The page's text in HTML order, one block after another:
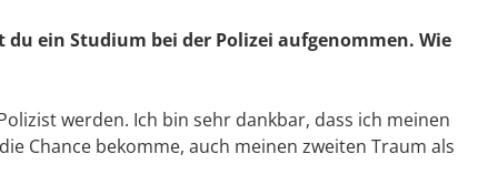
ein Studium bei der Polizei aufgenommen. Wie
werden. Ich bin sehr dankbar, dass ich meinen
Chance bekomme, auch meinen zweiten Traum als